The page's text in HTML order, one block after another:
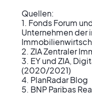
Quellen:
1. Fonds Forum
Unternehmen der
2. ZIA Zentraler
3. EY und ZIA,
(2020/2021)
4. PlanRadar Blog
5. BNP Paribas